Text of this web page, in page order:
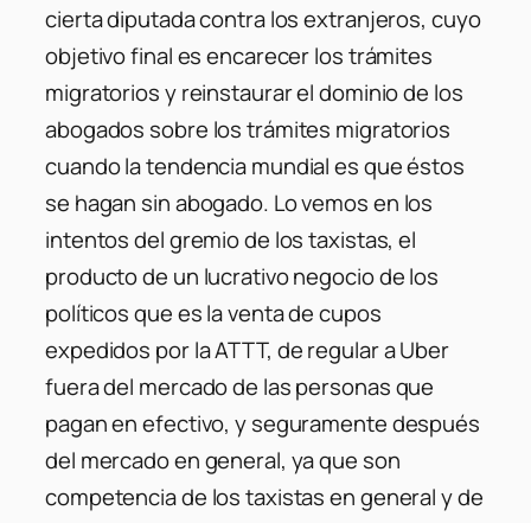
cierta diputada contra los extranjeros, cuyo
objetivo final es encarecer los trámites
migratorios y reinstaurar el dominio de los
abogados sobre los trámites migratorios
cuando la tendencia mundial es que éstos
se hagan sin abogado. Lo vemos en los
intentos del gremio de los taxistas, el
producto de un lucrativo negocio de los
políticos que es la venta de cupos
expedidos por la ATTT, de regular a Uber
fuera del mercado de las personas que
pagan en efectivo, y seguramente después
del mercado en general, ya que son
competencia de los taxistas en general y de